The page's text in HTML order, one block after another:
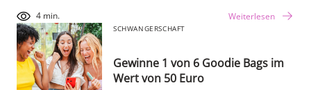
Weiterlesen
4 min.
SCHWANGERSCHAFT
Gewinne 1 von 6 Goodie Bags im
Wert von 50 Euro